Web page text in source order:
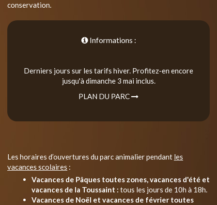
conservation.
Informations :
Derniers jours sur les tarifs hiver. Profitez-en encore
jusqu'à dimanche 3 mai inclus.
PLAN DU PARC
Les horaires d’ouvertures du parc animalier pendant les
vacances scolaires :
Vacances de Pâques toutes zones, vacances d'été et
vacances de la Toussaint : tous les jours de 10h à 18h.
Vacances de Noël et vacances de février toutes